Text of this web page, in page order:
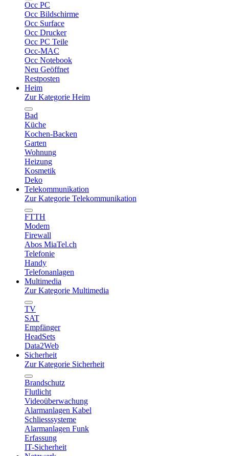
Occ PC
Occ Bildschirme
Occ Surface
Occ Drucker
Occ PC Teile
Occ-MAC
Occ Notebook
Neu Geöffnet
Restposten
Heim
Zur Kategorie Heim
Bad
Küche
Kochen-Backen
Garten
Wohnung
Heizung
Kosmetik
Deko
Telekommunikation
Zur Kategorie Telekommunikation
FTTH
Modem
Firewall
Abos MiaTel.ch
Telefonie
Handy
Telefonanlagen
Multimedia
Zur Kategorie Multimedia
TV
SAT
Empfänger
HeadSets
Data2Web
Sicherheit
Zur Kategorie Sicherheit
Brandschutz
Flutlicht
Videoüberwachung
Alarmanlagen Kabel
Schliesssysteme
Alarmanlagen Funk
Erfassung
IT-Sicherheit